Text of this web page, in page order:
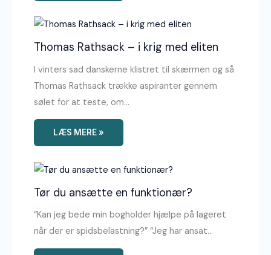
Thomas Rathsack – i krig med eliten
I vinters sad danskerne klistret til skærmen og så
Thomas Rathsack trække aspiranter gennem
sølet for at teste, om…
LÆS MERE »
Tør du ansætte en funktionær?
“Kan jeg bede min bogholder hjælpe på lageret
når der er spidsbelastning?” “Jeg har ansat…